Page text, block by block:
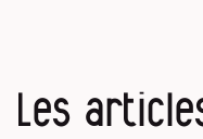
Les